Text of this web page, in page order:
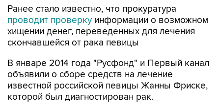
Ранее стало известно, что прокуратура
проводит проверку информации о возможном
хищении денег, переведенных для лечения
скончавшейся от рака певицы
В январе 2014 года "Русфонд" и Первый канал
объявили о сборе средств на лечение
известной российской певицы Жанны Фриске,
которой был диагностирован рак.